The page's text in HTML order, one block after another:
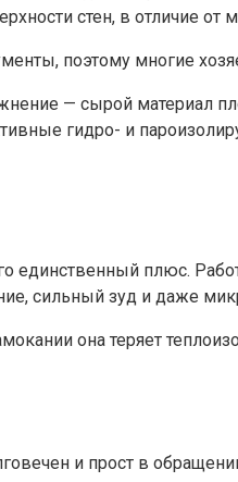
стен, в отличие от
поэтому многие
— сырой материал
гидро- и
плюс.
сильный зуд и даже
она теряет
и прост в